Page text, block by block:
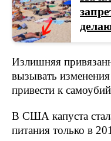
Излишняя
вызывать
привести к
В США капуста
питания только в